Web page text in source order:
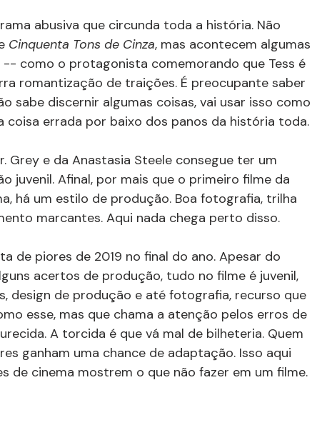
abusiva que circunda toda a história. Não
Cinquenta Tons de Cinza, mas acontecem algumas
como o protagonista comemorando que Tess é
romantização de traições. É preocupante saber
sabe discernir algumas coisas, vai usar isso como
coisa errada por baixo dos panos da história toda.
Grey e da Anastasia Steele consegue ter um
juvenil. Afinal, por mais que o primeiro filme da
há um estilo de produção. Boa fotografia, trilha
marcantes. Aqui nada chega perto disso.
de piores de 2019 no final do ano. Apesar do
acertos de produção, tudo no filme é juvenil,
design de produção e até fotografia, recurso que
esse, mas que chama a atenção pelos erros de
A torcida é que vá mal de bilheteria. Quem
ganham uma chance de adaptação. Isso aqui
de cinema mostrem o que não fazer em um filme.